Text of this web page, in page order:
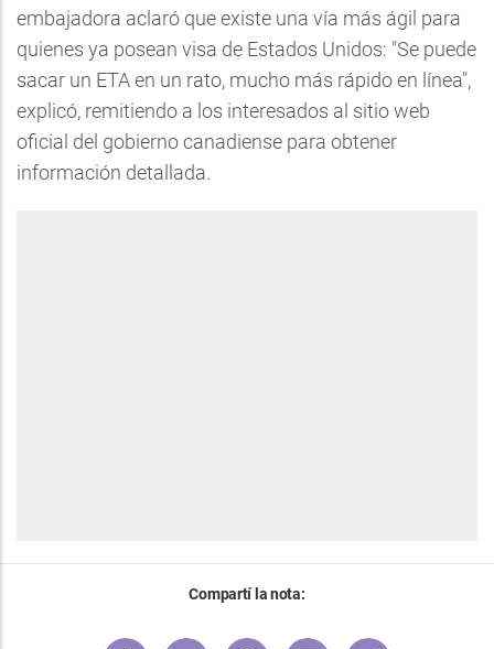
embajadora aclaró que existe una vía más ágil para
quienes ya posean visa de Estados Unidos: "Se puede
sacar un ETA en un rato, mucho más rápido en línea",
explicó, remitiendo a los interesados al sitio web
oficial del gobierno canadiense para obtener
información detallada.
Compartí la nota: